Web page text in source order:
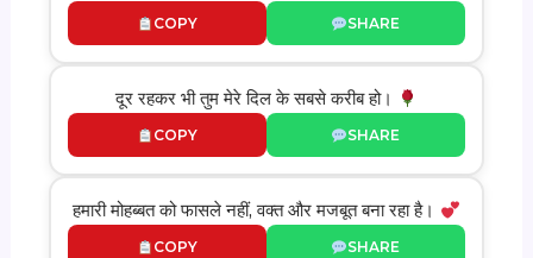
COPY SHARE
दूर रहकर भी तुम मेरे दिल के सबसे करीब हो।
COPY SHARE
हमारी मोहब्बत को फासले नहीं, वक्त और मजबूत बना रहा है।
COPY SHARE